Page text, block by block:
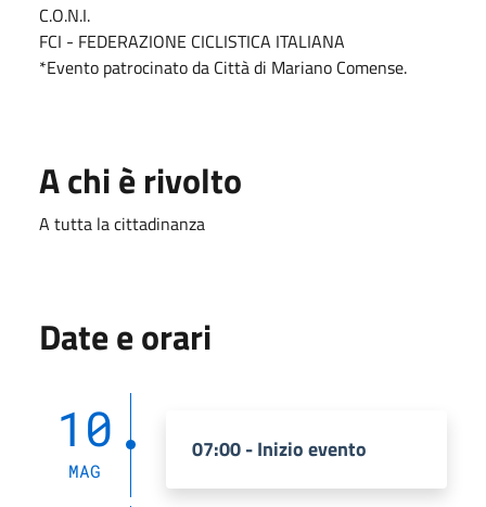
C.O.N.I.
FCI - FEDERAZIONE CICLISTICA ITALIANA
*Evento patrocinato da Città di Mariano Comense.
A chi è rivolto
A tutta la cittadinanza
Date e orari
10
MAG
07:00 - Inizio evento